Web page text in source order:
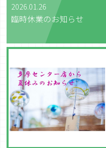
2026.01.26
臨時休業のお知らせ